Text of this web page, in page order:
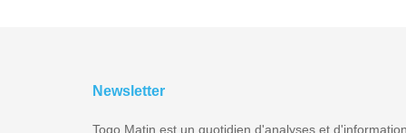
Newsletter
Togo Matin est un quotidien d'analyses et